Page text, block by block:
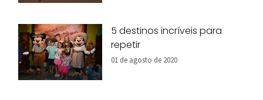
5 destinos incríveis para
repetir
01 de agosto de 2020